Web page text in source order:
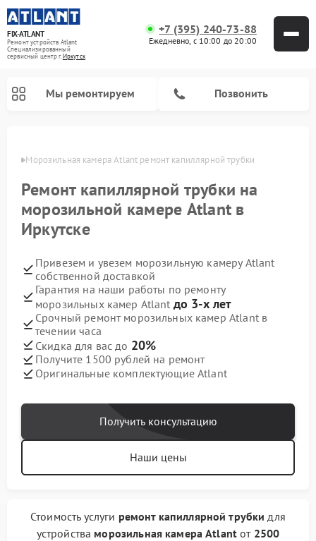
FIX-ATLANT
Ремонт устройств Atlant
Специализированный
cервисный центр г.Иркутск
+7 (395) 240-73-88
Ежедневно, с 10:00 до 20:00
Мы ремонтируем Позвонить
Морозильная камера Atlant ремонт капиллярной трубки
Ремонт капиллярной трубки на
морозильной камере Atlant в
Иркутске
Привезем и увезем морозильную камеру Atlant
собственной доставкой
Гарантия на наши работы по ремонту
морозильных камер Atlant до 3-х лет
Срочный ремонт морозильных камер Atlant в
течении часа
Скидка для вас до 20%
Получите 1500 рублей на ремонт
Оригинальные комплектующие Atlant
Получить консультацию
Наши цены
Стоимость услуги ремонт капиллярной трубки для
устройства морозильная камера Atlant от 2500